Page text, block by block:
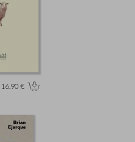
16.90 €